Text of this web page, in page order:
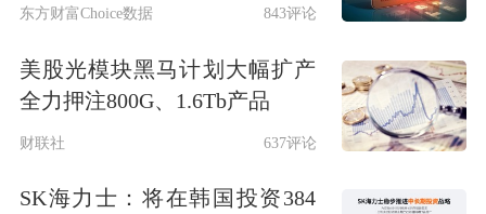
内夫，以及交易所
Gemini
的创始人温
克莱沃斯兄弟。
东方财富Choice数据 843评论
美股光模块黑马计划大幅扩产
全力押注800G、1.6Tb产品
财联社 637评论
SK海力士：将在韩国投资384